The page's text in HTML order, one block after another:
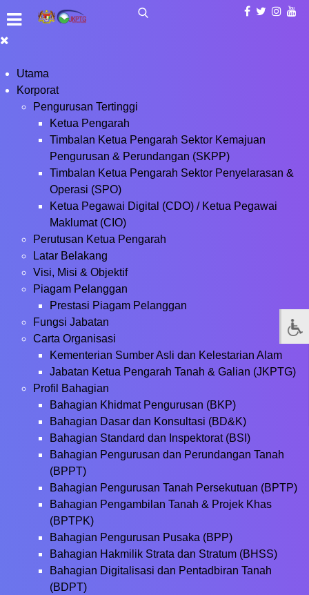
Utama
Korporat
Pengurusan Tertinggi
Ketua Pengarah
Timbalan Ketua Pengarah Sektor Kemajuan
Pengurusan & Perundangan (SKPP)
Timbalan Ketua Pengarah Sektor Penyelarasan &
Operasi (SPO)
Ketua Pegawai Digital (CDO) / Ketua Pegawai
Maklumat (CIO)
Perutusan Ketua Pengarah
Latar Belakang
Visi, Misi & Objektif
Piagam Pelanggan
Prestasi Piagam Pelanggan
Fungsi Jabatan
Carta Organisasi
Kementerian Sumber Asli dan Kelestarian Alam
Jabatan Ketua Pengarah Tanah & Galian (JKPTG)
Profil Bahagian
Bahagian Khidmat Pengurusan (BKP)
Bahagian Dasar dan Konsultasi (BD&K)
Bahagian Standard dan Inspektorat (BSI)
Bahagian Pengurusan dan Perundangan Tanah
(BPPT)
Bahagian Pengurusan Tanah Persekutuan (BPTP)
Bahagian Pengambilan Tanah & Projek Khas
(BPTPK)
Bahagian Pengurusan Pusaka (BPP)
Bahagian Hakmilik Strata dan Stratum (BHSS)
Bahagian Digitalisasi dan Pentadbiran Tanah
(BDPT)